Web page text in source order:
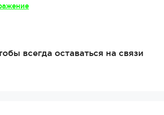
всегда оставаться на связи